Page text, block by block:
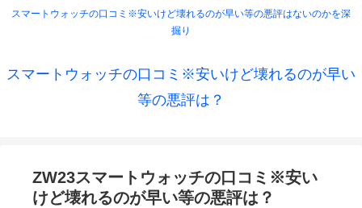
スマートウォッチの口コミ※安いけど壊れるのが早い等の悪評はないのかを深
掘り
スマートウォッチの口コミ※安いけど壊れるのが早い
等の悪評は？
ZW23スマートウォッチの口コミ※安い
けど壊れるのが早い等の悪評は？